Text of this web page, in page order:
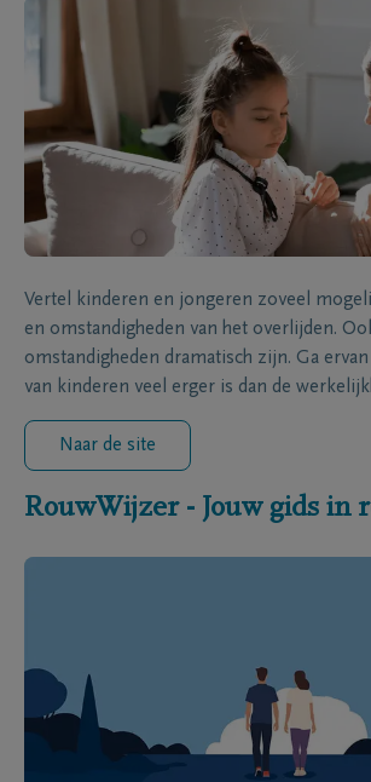
Vertel kinderen en jongeren zoveel
en omstandigheden van het overlijden.
omstandigheden dramatisch zijn. Ga
van kinderen veel erger is dan de
Naar de site
RouwWijzer - Jouw gids in